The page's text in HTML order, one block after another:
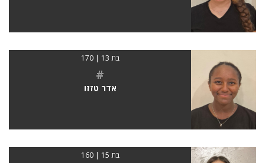
בת 13 | 170
#
אדר טזזו
בת 15 | 160